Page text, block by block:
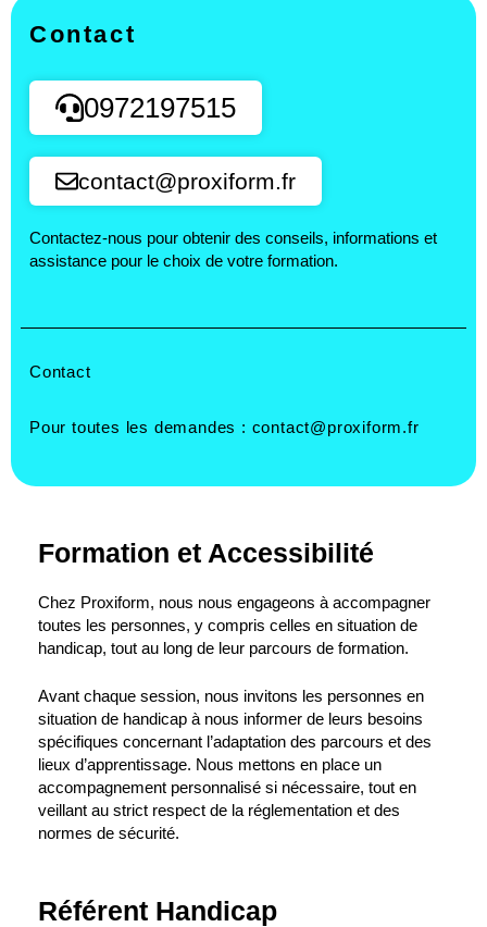
Contact
0972197515
contact@proxiform.fr
Contactez-nous pour obtenir des conseils, informations et
assistance pour le choix de votre formation.
Contact
Pour toutes les demandes : contact@proxiform.fr
Formation et Accessibilité
Chez Proxiform, nous nous engageons à accompagner
toutes les personnes, y compris celles en situation de
handicap, tout au long de leur parcours de formation.
Avant chaque session, nous invitons les personnes en
situation de handicap à nous informer de leurs besoins
spécifiques concernant l’adaptation des parcours et des
lieux d’apprentissage. Nous mettons en place un
accompagnement personnalisé si nécessaire, tout en
veillant au strict respect de la réglementation et des
normes de sécurité.
Référent Handicap